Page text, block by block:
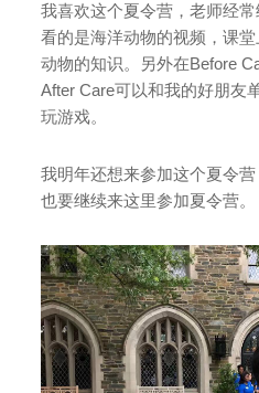
我喜欢这个夏令营，老师经
看的是海洋动物的视频，课
动物的知识。另外在Before
After Care可以和我的好朋友
玩游戏。
我明年还想来参加这个夏令
也要继续来这里参加夏令营。